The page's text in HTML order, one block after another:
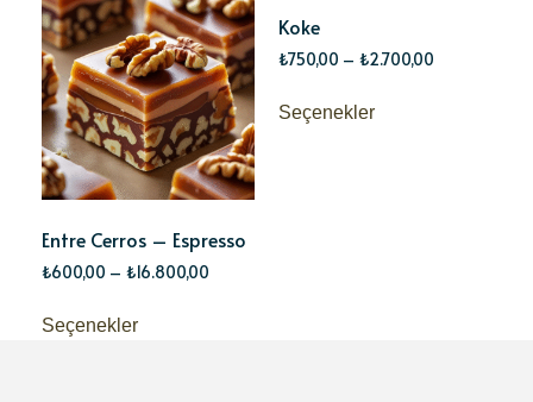
Entre Cerros – Espresso
₺600,00 – ₺16.800,00
Seçenekler
Koke
₺750,00 – ₺2.700,00
Seçenekler